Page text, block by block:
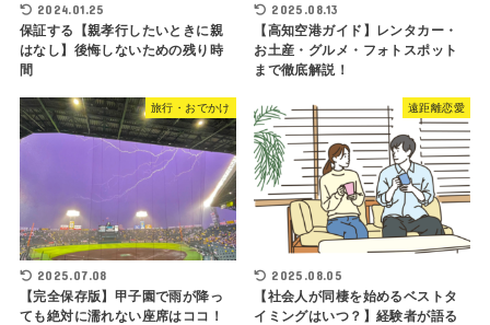
2024.01.25
保証する【親孝行したいときに親
はなし】後悔しないための残り時
間
2025.08.13
【高知空港ガイド】レンタカー・
お土産・グルメ・フォトスポット
まで徹底解説！
旅行・おでかけ
2025.07.08
【完全保存版】甲子園で雨が降っ
ても絶対に濡れない座席はココ！
遠距離恋愛
2025.08.05
【社会人が同棲を始めるベストタ
イミングはいつ？】経験者が語る